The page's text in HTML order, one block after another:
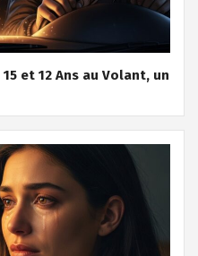
et 12 Ans au Volant, un